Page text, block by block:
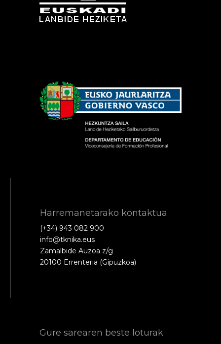
Harremanetarako kontaktua
(+34) 943 082 900
info@tknika.eus
Zamalbide Auzoa z/g
20100 Errenteria (Gipuzkoa)
Gure sarearen beste loturak